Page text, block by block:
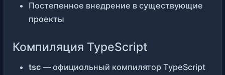
Постепенное внедрение в существующие
проекты
Компиляция TypeScript
tsc — официальный компилятор TypeScript